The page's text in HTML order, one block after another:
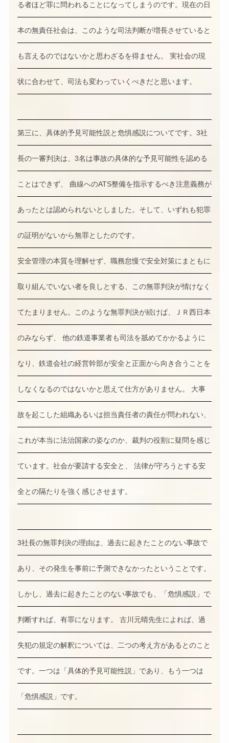
る者ほど罪に問われることになってしまうのです。現在の日
本の無責任社会は、このような司法判断が増長させていると
も言えるのではないかと思わざるを得ません。 実社会の現
状に合わせて、司法も変わっていくべきだと思います。
第三に、具体的予見可能性説と危惧感説についてです。3社
長の一審判決は、3名は事故の具体的な予見可能性を認める
ことはできず、 曲線へのATS整備を指示するべき注意義務が
あったとは認められないとしました。そして、いずれも犯罪
の証明がないから無罪としたのです。
安全管理の本質を理解せず、職務怠慢で安全対策にまともに
取り組んでいない者を良しとする、この無罪判決が情けなく
てたまりません。このような無罪判決が続けば、ＪＲ西日本
のみならず、 他の鉄道事業者も司法を舐めてかかるように
なり、鉄道会社の経営幹部が安全と正面から向き合うことを
しなくなるのではないかと思えて仕方がありません。 大事
故を起こした組織あるいは担当責任者の責任が問われない、
これが本当に法治国家の姿なのか、裁判の役割に疑問を感じ
ています。社会が要請する安全と、 法律が守ろうとする安
全との隔たりを強く感じさせます。
3社長の無罪判決の理由は、過去に起きたことのない事故で
あり、その発生を事前に予測できなかったということです。
しかし、過去に起きたことのない事故でも、「危惧感説」で
判断すれば、有罪になります。 古川元晴先生によれば、過
失犯の規定の解釈については、二つの考え方があるとのこと
です。一つは「具体的予見可能性説」であり、もう一つは
「危惧感説」です。